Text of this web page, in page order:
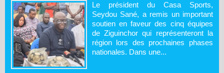
Le président du Casa Sports,
Seydou Sané, a remis un important
soutien en faveur des cinq équipes
de Ziguinchor qui représenteront la
région lors des prochaines phases
nationales. Dans une...